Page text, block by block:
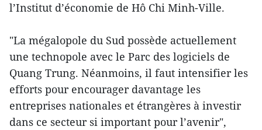
l’Institut d’économie de Hô Chi Minh-Ville.
"La mégalopole du Sud possède actuellement
une technopole avec le Parc des logiciels de
Quang Trung. Néanmoins, il faut intensifier les
efforts pour encourager davantage les
entreprises nationales et étrangères à investir
dans ce secteur si important pour l’avenir",